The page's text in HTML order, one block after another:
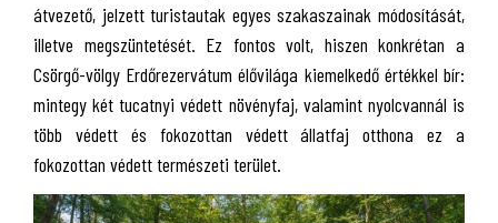
átvezető, jelzett turistautak egyes szakaszainak módosítását,
illetve megszüntetését. Ez fontos volt, hiszen konkrétan a
Csörgő-völgy Erdőrezervátum élővilága kiemelkedő értékkel bír:
mintegy két tucatnyi védett növényfaj, valamint nyolcvannál is
több védett és fokozottan védett állatfaj otthona ez a
fokozottan védett természeti terület.